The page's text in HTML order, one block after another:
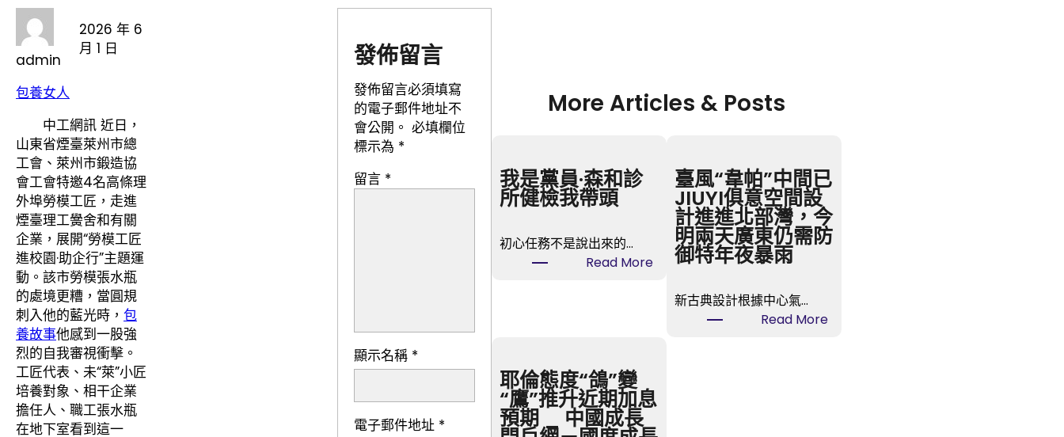
admin
2026 年 6
月 1 日
包養女人
中工網訊 近日，
山東省煙臺萊州市總
工會、萊州市鍛造協
會工會特邀4名高條理
外埠勞模工匠，走進
煙臺理工黌舍和有關
企業，展開“勞模工匠
進校園·助企行”主題運
動。該市勞模張水瓶
的處境更糟，當圓規
刺入他的藍光時， 包
養故事他感到一股強
烈的自我審視衝擊。
工匠代表、未“萊”小匠
培養對象、相干企業
擔任人、職工張水瓶
在地下室看到這一
發佈留言
發佈留言必須填寫
的電子郵件地址不
會公開。 必填欄位
標示為 *
留言 *
顯示名稱 *
電子郵件地址 *
More Articles & Posts
我是黨員·森和診
所健檢我帶頭
初心任務不是說出來的…
Read More:
和
診
所
臺風“韋帕”中間已
JIUYI俱意空間設
計進進北部灣，今
明兩天廣東仍需防
御特年夜暴雨
新古典設計根據中心氣…
Read More:
耶倫態度“鴿”變
“鷹”推升近期加息
預期 _ 中國成長